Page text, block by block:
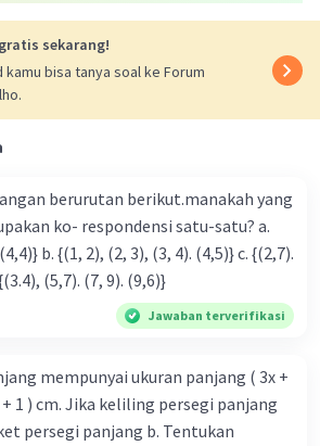
sekarang!
kamu bisa tanya soal ke Forum
berurutan berikut.manakah yang
satu-satu? a.
c. {(2,7).
(6,9). (8,7)} d. {(3.4), (5,7). (7, 9). (9,6)}
Jawaban terverifikasi
mempunyai ukuran panjang ( 3x +
1 ) cm. Jika keliling persegi panjang
persegi panjang b. Tentukan